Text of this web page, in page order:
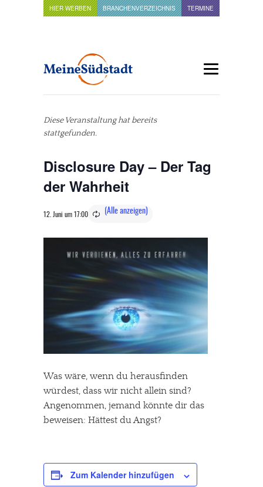
HIER WERBEN BRANCHENVERZEICHNIS TERMINE
Diese Veranstaltung hat bereits
stattgefunden.
Disclosure Day – Der Tag
der Wahrheit
12. Juni um 17:00
Was wäre, wenn du herausfinden
würdest, dass wir nicht allein sind?
Angenommen, jemand könnte dir das
beweisen: Hättest du Angst?
Zum Kalender hinzufügen